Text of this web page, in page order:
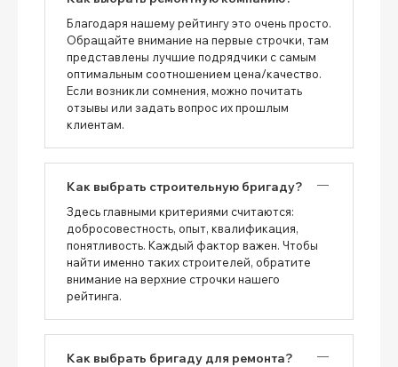
Благодаря нашему рейтингу это очень просто.
Обращайте внимание на первые строчки, там
представлены лучшие подрядчики с самым
оптимальным соотношением цена/качество.
Если возникли сомнения, можно почитать
отзывы или задать вопрос их прошлым
клиентам.
Как выбрать строительную бригаду?
Здесь главными критериями считаются:
добросовестность, опыт, квалификация,
понятливость. Каждый фактор важен. Чтобы
найти именно таких строителей, обратите
внимание на верхние строчки нашего
рейтинга.
Как выбрать бригаду для ремонта?